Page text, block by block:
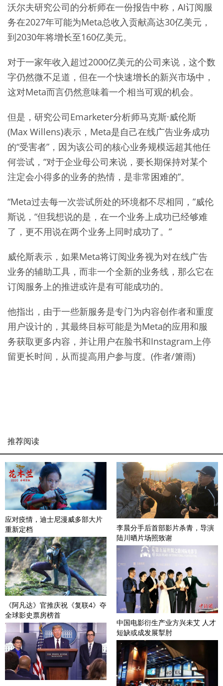
沃尔夫研究公司的分析师在一份报告中称，AI订阅服
务在2027年可能为Meta总收入贡献高达30亿美元，
到2030年将增长至160亿美元。
对于一家年收入超过2000亿美元的公司来说，这个数
字仍然微不足道，但在一个快速增长的新兴市场中，
这对Meta而言仍然意味着一个相当可观的机会。
但是，研究公司Emarketer分析师马克斯·威伦斯
(Max Willens)表示，Meta是自己在线广告业务成功
的“受害者”，因为该公司的核心业务规模远超其他任
何尝试，“对于企业母公司来说，要长期保持对某个
注定会小得多的业务的热情，是非常困难的”。
“Meta过去每一次尝试所处的环境都不尽相同，”威伦
斯说，“但我想说的是，在一个业务上成功已经够难
了，更不用说在两个业务上同时成功了。”
威伦斯表示，如果Meta将订阅业务视为对在线广告
业务的辅助工具，而非一个全新的业务线，那么它在
订阅服务上的推进或许是有可能成功的。
他指出，由于一些新服务是专门为内容创作者和重度
用户设计的，其最终目标可能是为Meta的应用和服
务获取更多内容，并让用户在脸书和Instagram上停
留更长时间，从而提高用户参与度。(作者/箫雨)
推荐阅读
应对疫情，迪士尼漫威多部大片
重新定档
《阿凡达》官推庆祝《复联4》夺
全球影史票房榜首
李晨分手后首部影片杀青，导演
陆川晒片场照致谢
中国电影衍生产业方兴未艾 人才
短缺或成发展掣肘